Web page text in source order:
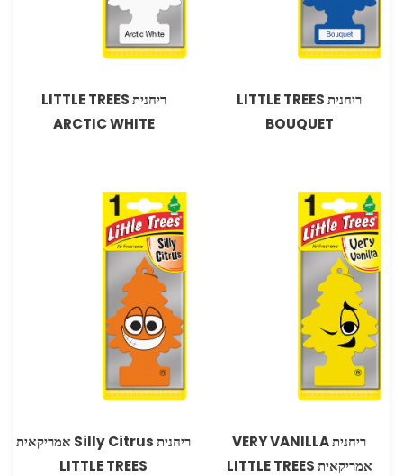
ריחנית LITTLE TREES
BOUQUET
ריחנית LITTLE TREES
ARCTIC WHITE
ריחנית VERY VANILLA
אמריקאית LITTLE TREES
ריחנית Silly Citrus אמריקאית
LITTLE TREES